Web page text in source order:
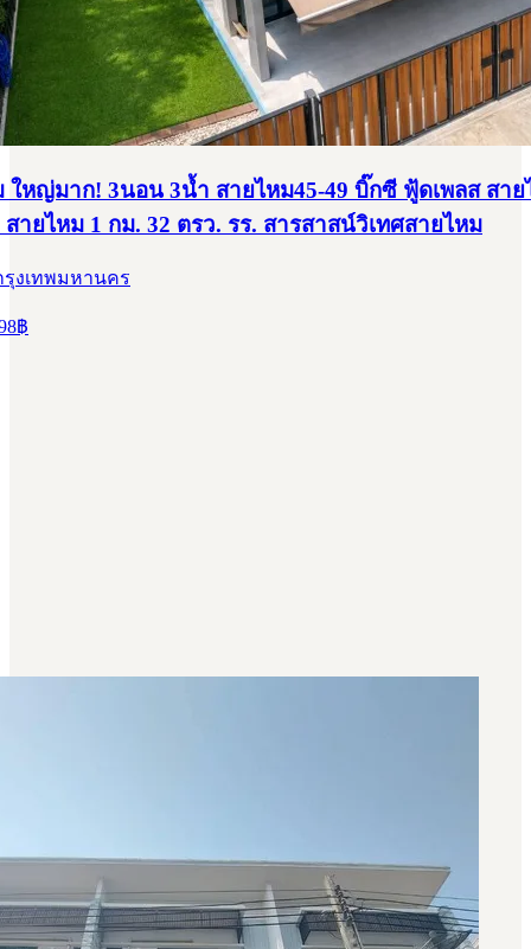
ใหญ่มาก! 3นอน 3น้ำ สายไหม45-49 บิ๊กซี ฟู้ดเพลส สาย
ายไหม 1 กม. 32 ตรว. รร. สารสาสน์วิเทศสายไหม
รุงเทพมหานคร
฿